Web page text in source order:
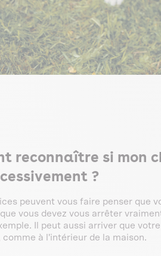
reconnaître si mon
?
peuvent vous faire penser que
vous devez vous arrêter
Il peut aussi arriver que
comme à l'intérieur de la maison.